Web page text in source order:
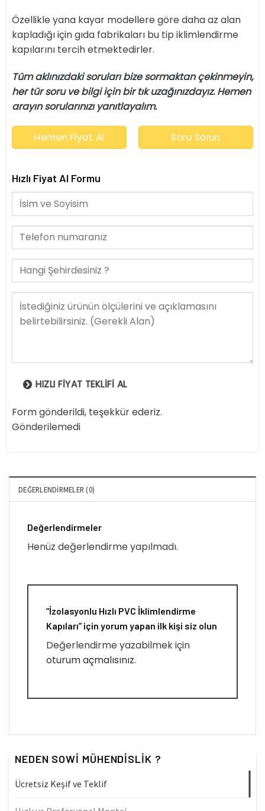
Özellikle yana kayar modellere göre daha az alan
kapladığı için gıda fabrikaları bu tip iklimlendirme
kapılarını tercih etmektedirler.
Tüm aklınızdaki soruları bize sormaktan çekinmeyin,
her tür soru ve bilgi için bir tık uzağınızdayız. Hemen
arayın sorularınızı yanıtlayalım.
Hemen Fiyat Al Soru Sorun
Hızlı Fiyat Al Formu
HIZLI FIYAT TEKLIFI AL
Form gönderildi, teşekkür ederiz.
Gönderilemedi
DEĞERLENDIRMELER (0)
Değerlendirmeler
Henüz değerlendirme yapılmadı.
“İzolasyonlu Hızlı PVC İklimlendirme
Kapıları” için yorum yapan ilk kişi siz olun
Değerlendirme yazabilmek için
oturum açmalısınız.
NEDEN SOWI MÜHENDISLIK ?
Ücretsiz Keşif ve Teklif